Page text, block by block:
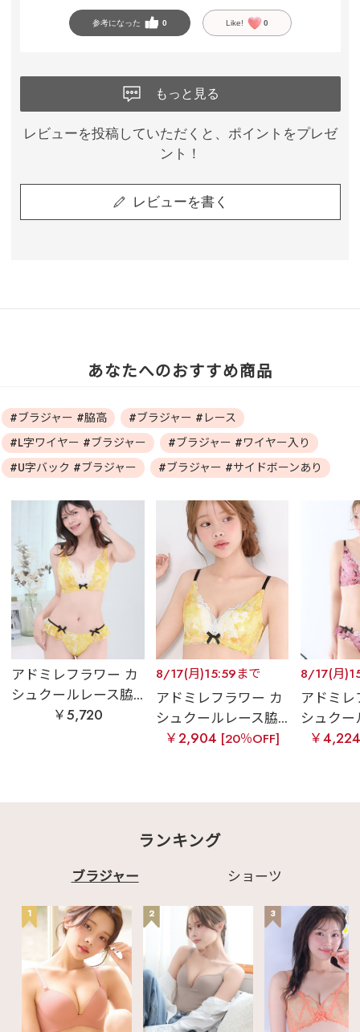
参考になった 0 Like! 0
もっと見る
レビューを投稿していただくと、ポイントをプレゼ
ント！
レビューを書く
あなたへのおすすめ商品
#ブラジャー #脇高
#ブラジャー #レース
#L字ワイヤー #ブラジャー
#ブラジャー #ワイヤー入り
#U字バック #ブラジャー
#ブラジャー #サイドボーンあり
アドミレフラワー カ
シュクールレース脇...
￥5,720
8/17(月)15:59まで
アドミレフラワー カ
シュクールレース脇...
￥2,904 [20％OFF]
8/17(月
アドミ
シュクー
￥
ランキング
ブラジャー ショーツ
1 2 3